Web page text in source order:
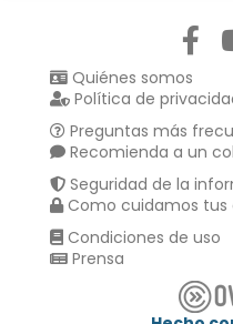
Quiénes somos
Política de
Preguntas más
Recomienda a un
Seguridad de la
Como cuidamos tus
Condiciones de uso
Prensa